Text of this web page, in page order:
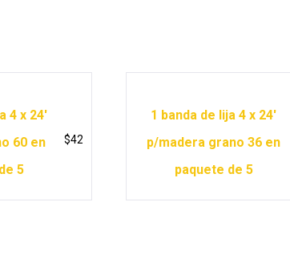
4 x 24′
60 en
5
$42
1 banda de lija 4 x 24′
p/madera grano 36 en
paquete de 5